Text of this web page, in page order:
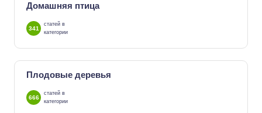
Домашняя птица
341
статей в
категории
Плодовые деревья
666
статей в
категории